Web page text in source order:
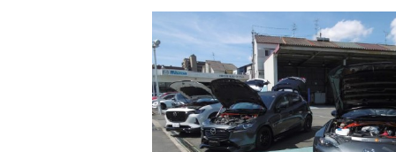
その他のメンテナンス
大阪マツダ 八尾店
その他のメンテナンス
大阪マツダ 八尾店